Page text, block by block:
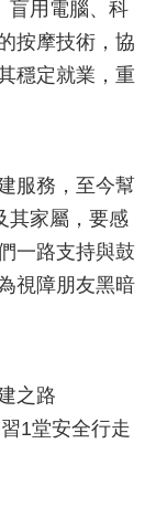
盲用電腦、科
按摩技術，協
穩定就業，重
服務，至今幫
其家屬，要感
一路支持與鼓
視障朋友黑暗
之路
1堂安全行走